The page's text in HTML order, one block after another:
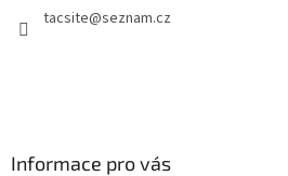
tacsite@seznam.cz
Informace pro vás